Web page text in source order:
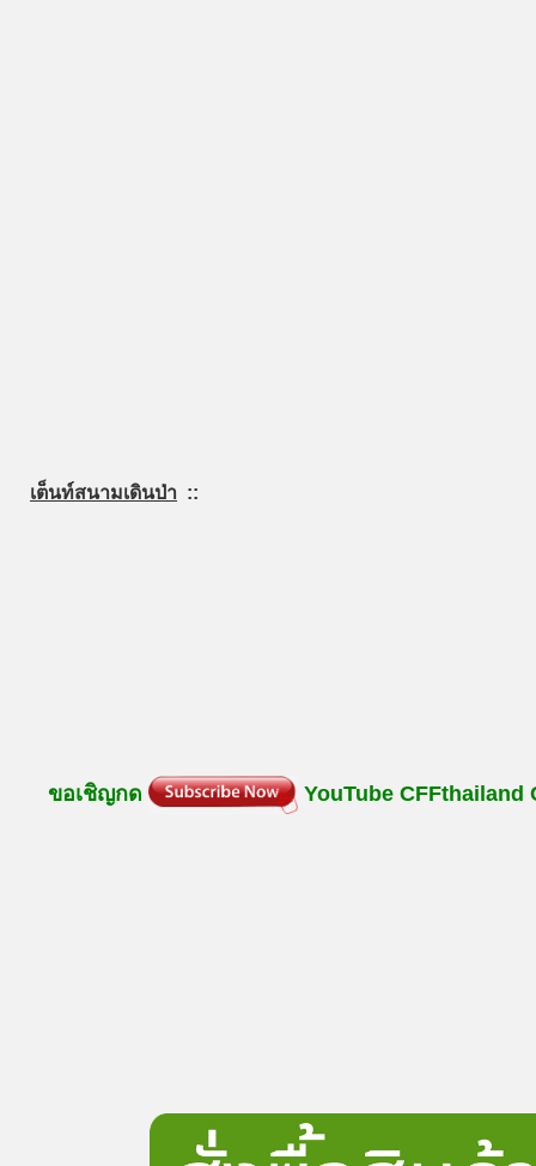
เต็นท์สนามเดินป่า ::
ขอเชิญกด YouTube CFFthailand